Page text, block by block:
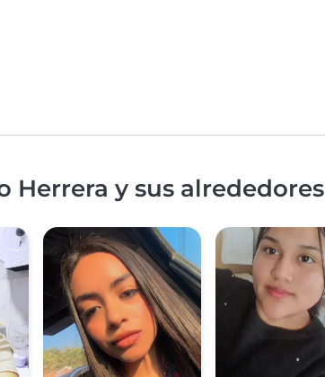
Herrera y sus alrededores